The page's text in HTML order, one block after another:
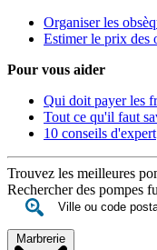
Organiser les
Estimer le prix des
Pour vous aider
Qui doit payer les
Tout ce qu'il faut
10 conseils d'expert
Trouvez les meilleures
Rechercher des pompes
Marbrerie